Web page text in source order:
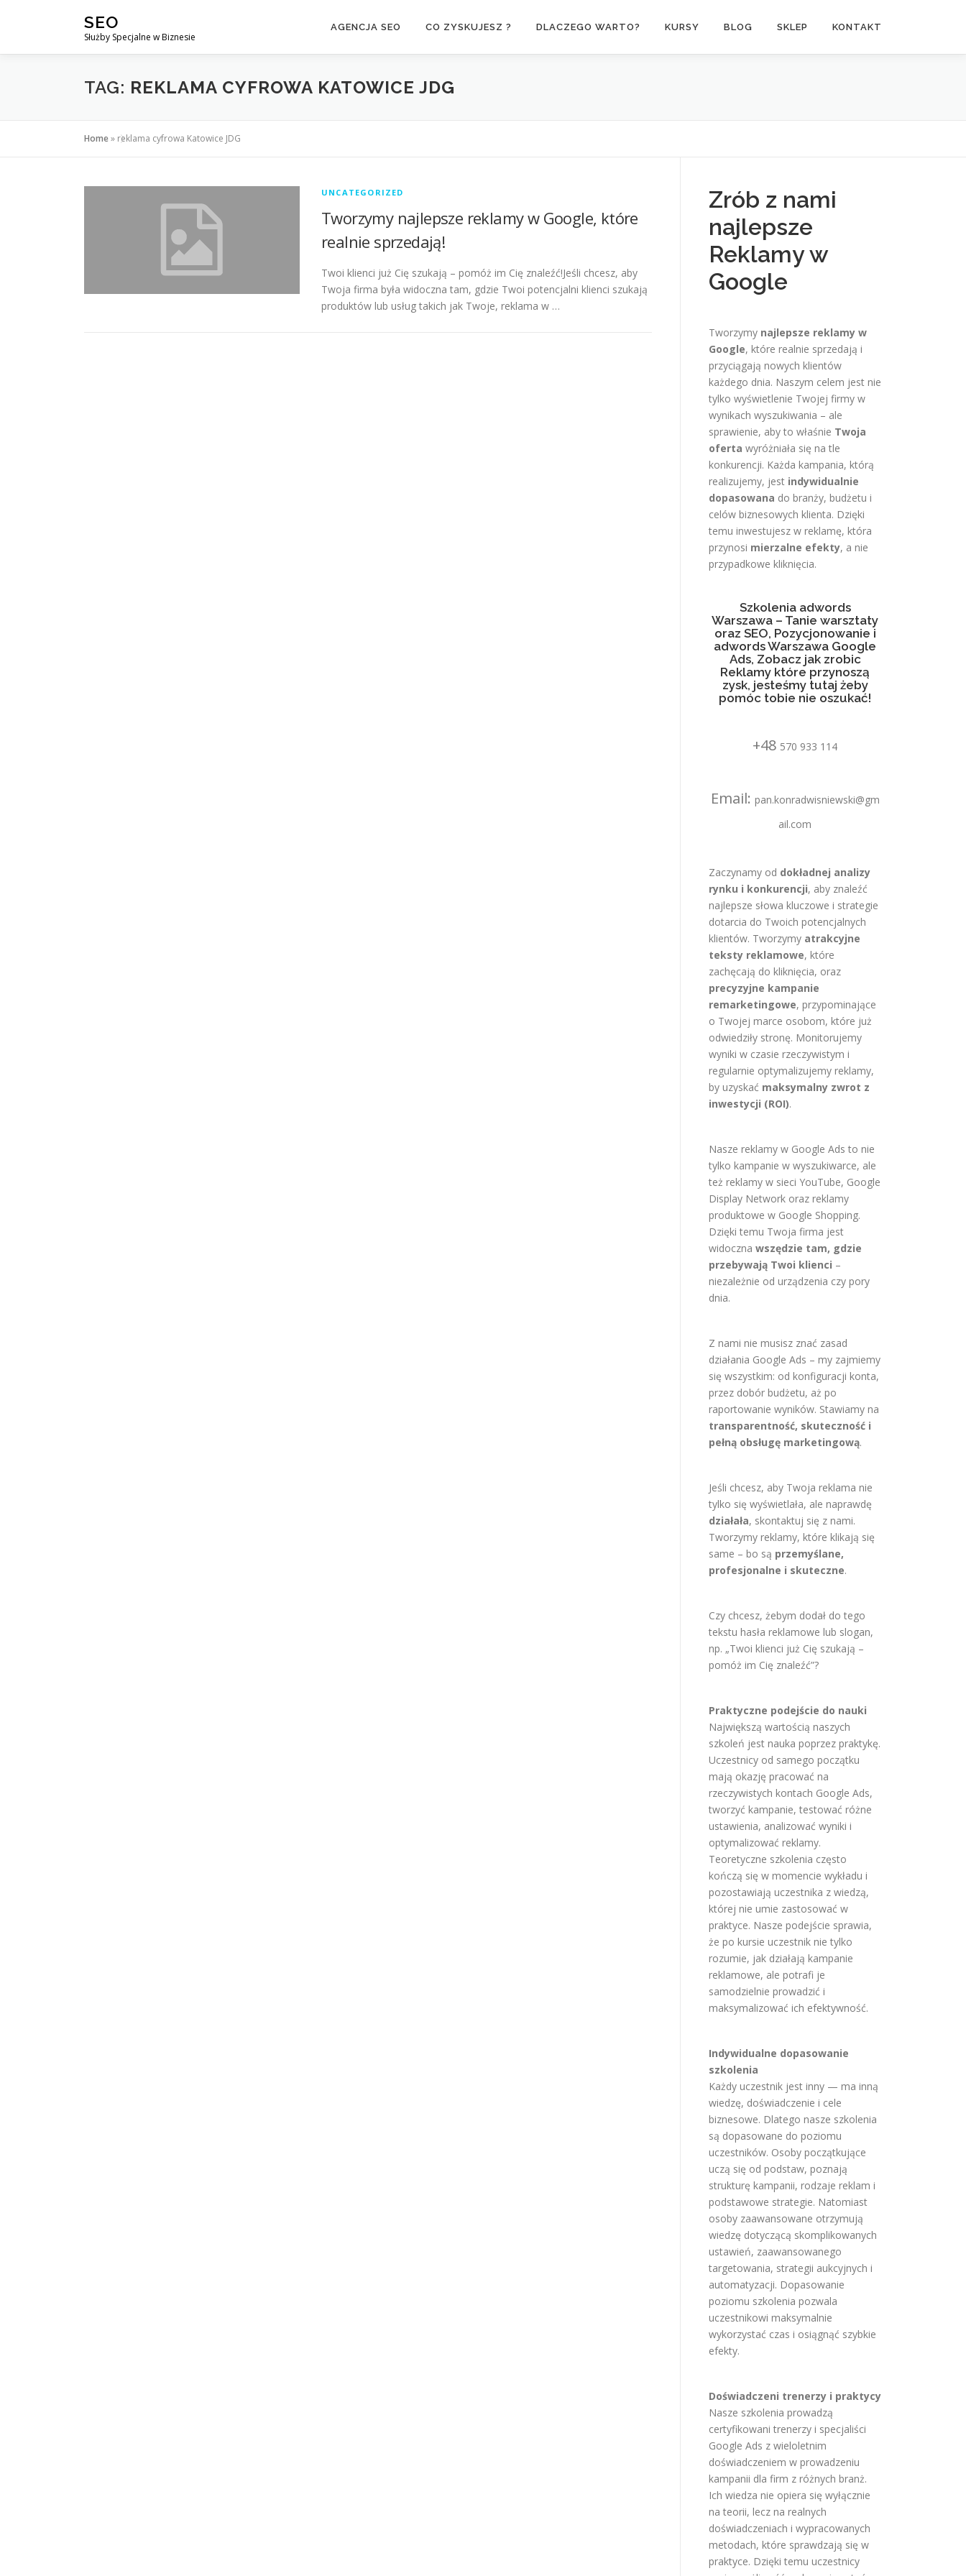
SEO
Służby Specjalne w Biznesie
AGENCJA SEO CO ZYSKUJESZ ? DLACZEGO WARTO? KURSY BLOG SKLEP KONTAKT
TAG: REKLAMA CYFROWA KATOWICE JDG
Home» reklama cyfrowa Katowice JDG
UNCATEGORIZED
Tworzymy najlepsze reklamy w Google, które
realnie sprzedają!
Twoi klienci już Cię szukają – pomóż im Cię znaleźć!Jeśli chcesz, aby
Twoja firma była widoczna tam, gdzie Twoi potencjalni klienci szukają
produktów lub usług takich jak Twoje, reklama w …
Zrób z nami
najlepsze
Reklamy w
Google
Tworzymy najlepsze reklamy w
Google, które realnie sprzedają i
przyciągają nowych klientów
każdego dnia. Naszym celem jest nie
tylko wyświetlenie Twojej firmy w
wynikach wyszukiwania – ale
sprawienie, aby to właśnie Twoja
oferta wyróżniała się na tle
konkurencji. Każda kampania, którą
realizujemy, jest indywidualnie
dopasowana do branży, budżetu i
celów biznesowych klienta. Dzięki
temu inwestujesz w reklamę, która
przynosi mierzalne efekty, a nie
przypadkowe kliknięcia.
Szkolenia adwords
Warszawa – Tanie warsztaty
oraz SEO, Pozycjonowanie i
adwords Warszawa Google
Ads, Zobacz jak zrobic
Reklamy które przynoszą
zysk, jesteśmy tutaj żeby
pomóc tobie nie oszukać!
+48 570 933 114
Email: pan.konradwisniewski@gm
ail.com
Zaczynamy od dokładnej analizy
rynku i konkurencji, aby znaleźć
najlepsze słowa kluczowe i strategie
dotarcia do Twoich potencjalnych
klientów. Tworzymy atrakcyjne
teksty reklamowe, które
zachęcają do kliknięcia, oraz
precyzyjne kampanie
remarketingowe, przypominające
o Twojej marce osobom, które już
odwiedziły stronę. Monitorujemy
wyniki w czasie rzeczywistym i
regularnie optymalizujemy reklamy,
by uzyskać maksymalny zwrot z
inwestycji (ROI).
Nasze reklamy w Google Ads to nie
tylko kampanie w wyszukiwarce, ale
też reklamy w sieci YouTube, Google
Display Network oraz reklamy
produktowe w Google Shopping.
Dzięki temu Twoja firma jest
widoczna wszędzie tam, gdzie
przebywają Twoi klienci –
niezależnie od urządzenia czy pory
dnia.
Z nami nie musisz znać zasad
działania Google Ads – my zajmiemy
się wszystkim: od konfiguracji konta,
przez dobór budżetu, aż po
raportowanie wyników. Stawiamy na
transparentność, skuteczność i
pełną obsługę marketingową.
Jeśli chcesz, aby Twoja reklama nie
tylko się wyświetlała, ale naprawdę
działała, skontaktuj się z nami.
Tworzymy reklamy, które klikają się
same – bo są przemyślane,
profesjonalne i skuteczne.
Czy chcesz, żebym dodał do tego
tekstu hasła reklamowe lub slogan,
np. „Twoi klienci już Cię szukają –
pomóż im Cię znaleźć”?
Praktyczne podejście do nauki
Największą wartością naszych
szkoleń jest nauka poprzez praktykę.
Uczestnicy od samego początku
mają okazję pracować na
rzeczywistych kontach Google Ads,
tworzyć kampanie, testować różne
ustawienia, analizować wyniki i
optymalizować reklamy.
Teoretyczne szkolenia często
kończą się w momencie wykładu i
pozostawiają uczestnika z wiedzą,
której nie umie zastosować w
praktyce. Nasze podejście sprawia,
że po kursie uczestnik nie tylko
rozumie, jak działają kampanie
reklamowe, ale potrafi je
samodzielnie prowadzić i
maksymalizować ich efektywność.
Indywidualne dopasowanie
szkolenia
Każdy uczestnik jest inny — ma inną
wiedzę, doświadczenie i cele
biznesowe. Dlatego nasze szkolenia
są dopasowane do poziomu
uczestników. Osoby początkujące
uczą się od podstaw, poznają
strukturę kampanii, rodzaje reklam i
podstawowe strategie. Natomiast
osoby zaawansowane otrzymują
wiedzę dotyczącą skomplikowanych
ustawień, zaawansowanego
targetowania, strategii aukcyjnych i
automatyzacji. Dopasowanie
poziomu szkolenia pozwala
uczestnikowi maksymalnie
wykorzystać czas i osiągnąć szybkie
efekty.
Doświadczeni trenerzy i praktycy
Nasze szkolenia prowadzą
certyfikowani trenerzy i specjaliści
Google Ads z wieloletnim
doświadczeniem w prowadzeniu
kampanii dla firm z różnych branż.
Ich wiedza nie opiera się wyłącznie
na teorii, lecz na realnych
doświadczeniach i wypracowanych
metodach, które sprawdzają się w
praktyce. Dzięki temu uczestnicy